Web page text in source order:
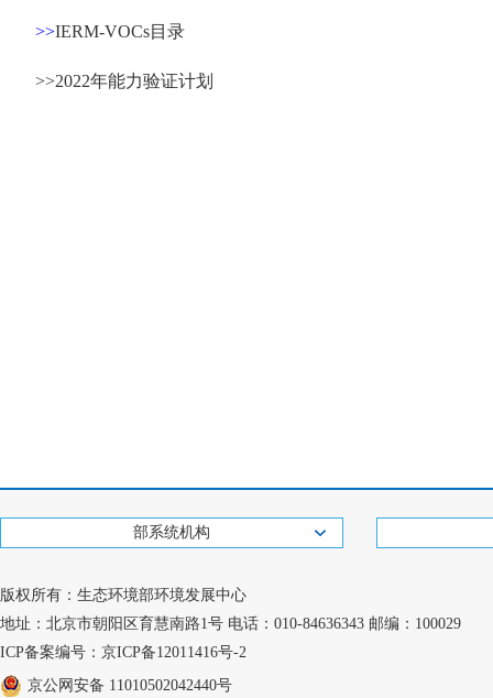
>>IERM-VOCs目录
>>2022年能力验证计划
部系统机构
版权所有：生态环境部环境发展中心
地址：北京市朝阳区育慧南路1号 电话：010-84636343 邮编：100029
ICP备案编号：京ICP备12011416号-2
京公网安备 11010502042440号